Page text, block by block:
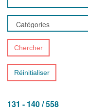
Chercher
Réinitialiser
131 - 140 / 558